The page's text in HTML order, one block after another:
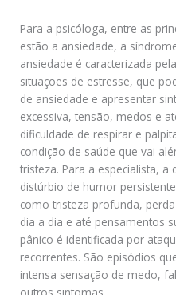
Para a psicóloga, entre as
estão a ansiedade, a
ansiedade é caracterizada
situações de estresse, que
de ansiedade e apresentar
excessiva, tensão, medos e
dificuldade de respirar e
condição de saúde que vai
tristeza. Para a especialista,
distúrbio de humor
como tristeza profunda,
dia a dia e até pensamentos
pânico é identificada por
recorrentes. São episódios
intensa sensação de medo,
outros sintomas.